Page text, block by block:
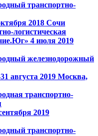
транспортно-
2018 Сочи
логистическая
4 июля 2019
железнодорожный
августа 2019 Москва,
транспортно-
2019
транспортно-